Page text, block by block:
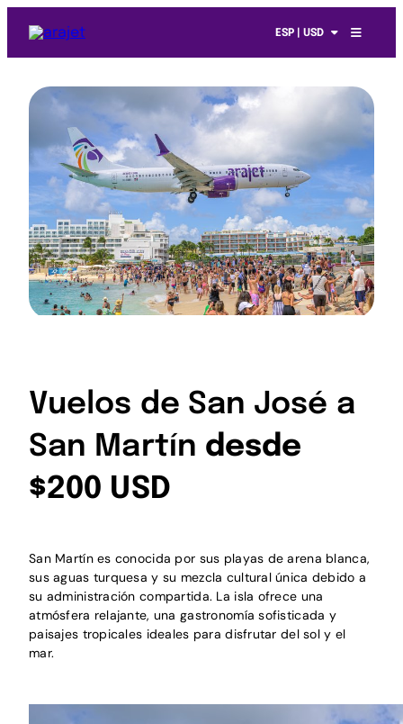
ESP | USD
Vuelos de San José a
San Martín desde
$200 USD
San Martín es conocida por sus playas de arena blanca,
sus aguas turquesa y su mezcla cultural única debido a
su administración compartida. La isla ofrece una
atmósfera relajante, una gastronomía sofisticada y
paisajes tropicales ideales para disfrutar del sol y el
mar.